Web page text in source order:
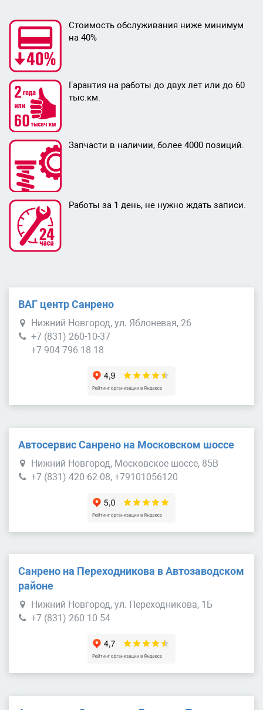
Стоимость обслуживания ниже минимум
на 40%
Гарантия на работы до двух лет или до 60
тыс.км.
Запчасти в наличии, более 4000 позиций.
Работы за 1 день, не нужно ждать записи.
ВАГ центр Санрено
Нижний Новгород, ул. Яблоневая, 26
+7 (831) 260-10-37
+7 904 796 18 18
Автосервис Санрено на Московском шоссе
Нижний Новгород, Московское шоссе, 85В
+7 (831) 420-62-08, +79101056120
Санрено на Переходникова в Автозаводском
районе
Нижний Новгород, ул. Переходникова, 1Б
+7 (831) 260 10 54